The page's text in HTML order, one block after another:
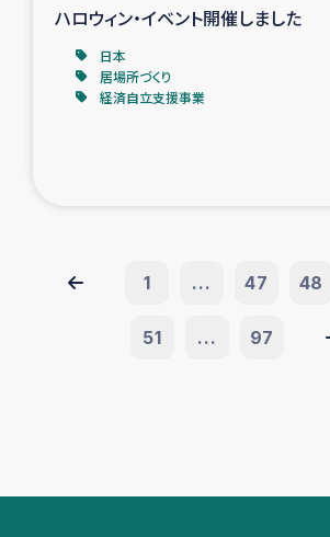
ハロウィン・イベント開催しました
日本
居場所づくり
経済自立支援事業
1 ... 47 48
51 ... 97